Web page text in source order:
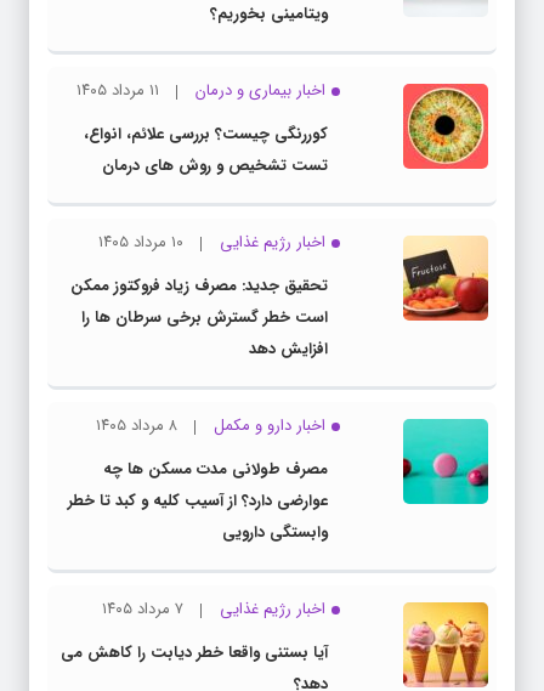
ویتامینی بخوریم؟
اخبار بیماری و درمان
۱۱ مرداد ۱۴۰۵
کوررنگی چیست؟ بررسی علائم، انواع،
تست تشخیص و روش های درمان
اخبار رژیم غذایی
۱۰ مرداد ۱۴۰۵
تحقیق جدید: مصرف زیاد فروکتوز ممکن
است خطر گسترش برخی سرطان ها را
افزایش دهد
اخبار دارو و مکمل
۸ مرداد ۱۴۰۵
مصرف طولانی مدت مسکن ها چه
عوارضی دارد؟ از آسیب کلیه و کبد تا خطر
وابستگی دارویی
اخبار رژیم غذایی
۷ مرداد ۱۴۰۵
آیا بستنی واقعا خطر دیابت را کاهش می
دهد؟